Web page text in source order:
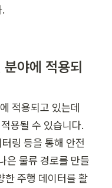
야에 적용되
적용되고 있는데
용될 수 있습니다.
링 등을 통해 안전
은 물류 경로를 만들
한 주행 데이터를 활